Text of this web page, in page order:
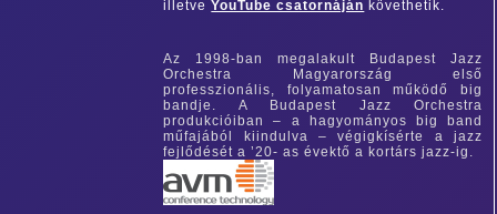
illetveYouTube csatornáján követhetik.
Az 1998-ban megalakult Budapest Jazz
Orchestra Magyarország első
professzionális, folyamatosan működő big
bandje. A Budapest Jazz Orchestra
produkcióiban – a hagyományos big band
műfajából kiindulva – végigkísérte a jazz
fejlődését a ’20- as évektő a kortárs jazz-ig.